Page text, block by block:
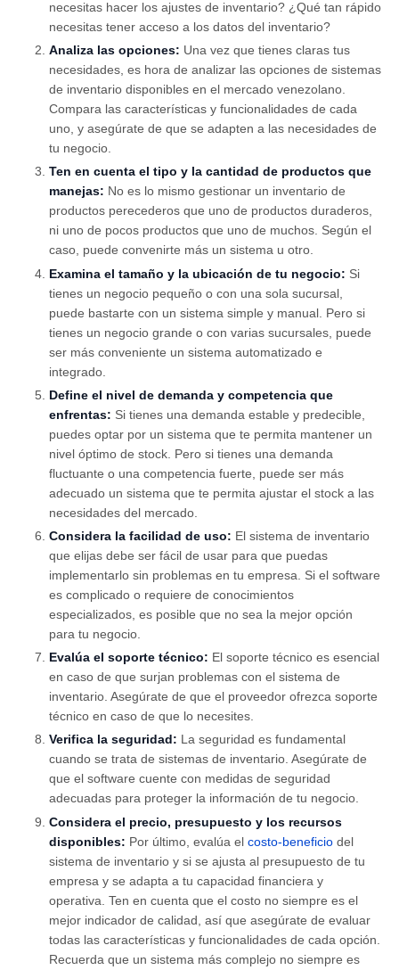
necesitas hacer los ajustes de inventario? ¿Qué tan rápido
necesitas tener acceso a los datos del inventario?
Analiza las opciones: Una vez que tienes claras tus
necesidades, es hora de analizar las opciones de sistemas
de inventario disponibles en el mercado venezolano.
Compara las características y funcionalidades de cada
uno, y asegúrate de que se adapten a las necesidades de
tu negocio.
Ten en cuenta el tipo y la cantidad de productos que
manejas: No es lo mismo gestionar un inventario de
productos perecederos que uno de productos duraderos,
ni uno de pocos productos que uno de muchos. Según el
caso, puede convenirte más un sistema u otro.
Examina el tamaño y la ubicación de tu negocio: Si
tienes un negocio pequeño o con una sola sucursal,
puede bastarte con un sistema simple y manual. Pero si
tienes un negocio grande o con varias sucursales, puede
ser más conveniente un sistema automatizado e
integrado.
Define el nivel de demanda y competencia que
enfrentas: Si tienes una demanda estable y predecible,
puedes optar por un sistema que te permita mantener un
nivel óptimo de stock. Pero si tienes una demanda
fluctuante o una competencia fuerte, puede ser más
adecuado un sistema que te permita ajustar el stock a las
necesidades del mercado.
Considera la facilidad de uso: El sistema de inventario
que elijas debe ser fácil de usar para que puedas
implementarlo sin problemas en tu empresa. Si el software
es complicado o requiere de conocimientos
especializados, es posible que no sea la mejor opción
para tu negocio.
Evalúa el soporte técnico: El soporte técnico es esencial
en caso de que surjan problemas con el sistema de
inventario. Asegúrate de que el proveedor ofrezca soporte
técnico en caso de que lo necesites.
Verifica la seguridad: La seguridad es fundamental
cuando se trata de sistemas de inventario. Asegúrate de
que el software cuente con medidas de seguridad
adecuadas para proteger la información de tu negocio.
Considera el precio, presupuesto y los recursos
disponibles: Por último, evalúa el costo-beneficio del
sistema de inventario y si se ajusta al presupuesto de tu
empresa y se adapta a tu capacidad financiera y
operativa. Ten en cuenta que el costo no siempre es el
mejor indicador de calidad, así que asegúrate de evaluar
todas las características y funcionalidades de cada opción.
Recuerda que un sistema más complejo no siempre es